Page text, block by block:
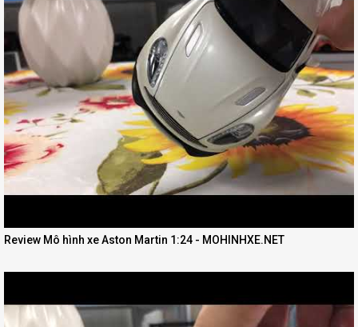
Review Mô hình xe Aston Martin 1:24 - MOHINHXE.NET